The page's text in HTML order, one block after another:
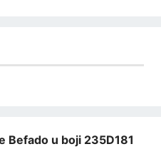
Befado u boji 235D181